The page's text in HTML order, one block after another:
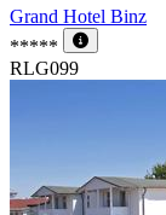
Grand Hotel Binz
*****
RLG099